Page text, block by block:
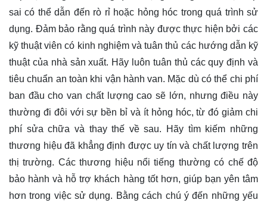
sai có thể dẫn đến rò rỉ hoặc hỏng hóc trong quá trình sử
dụng. Đảm bảo rằng quá trình này được thực hiện bởi các
kỹ thuật viên có kinh nghiệm và tuân thủ các hướng dẫn kỹ
thuật của nhà sản xuất. Hãy luôn tuân thủ các quy định và
tiêu chuẩn an toàn khi vận hành van. Mặc dù có thể chi phí
ban đầu cho van chất lượng cao sẽ lớn, nhưng điều này
thường đi đôi với sự bền bỉ và ít hỏng hóc, từ đó giảm chi
phí sửa chữa và thay thế về sau. Hãy tìm kiếm những
thương hiệu đã khẳng định được uy tín và chất lượng trên
thị trường. Các thương hiệu nổi tiếng thường có chế độ
bảo hành và hỗ trợ khách hàng tốt hơn, giúp bạn yên tâm
hơn trong việc sử dụng. Bằng cách chú ý đến những yếu